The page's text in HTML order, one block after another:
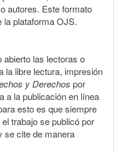
autores. Este formato
la plataforma OJS.
las lectoras o
la libre lectura, impresión
y Derechos por
a la publicación en línea
esto es que siempre
trabajo se publicó por
se cite de manera